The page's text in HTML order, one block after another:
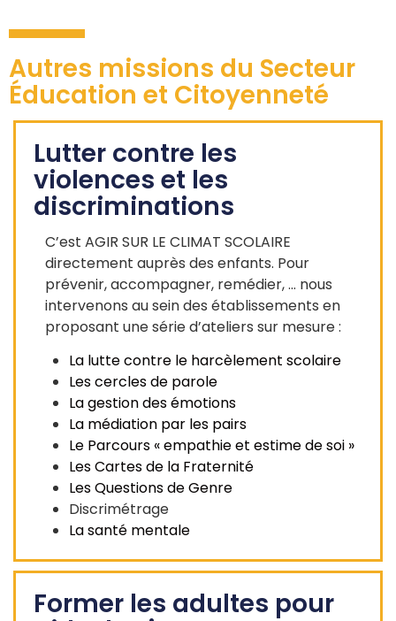
Autres missions du Secteur
Éducation et Citoyenneté
Lutter contre les
violences et les
discriminations
C’est AGIR SUR LE CLIMAT SCOLAIRE
directement auprès des enfants. Pour
prévenir, accompagner, remédier, … nous
intervenons au sein des établissements en
proposant une série d’ateliers sur mesure :
La lutte contre le harcèlement scolaire
Les cercles de parole
La gestion des émotions
La médiation par les pairs
Le Parcours « empathie et estime de soi »
Les Cartes de la Fraternité
Les Questions de Genre
Discrimétrage
La santé mentale
Former les adultes pour